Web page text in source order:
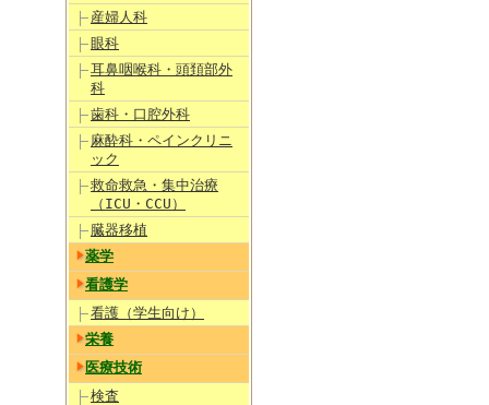
産婦人科
眼科
耳鼻咽喉科・頭頚部外
科
歯科・口腔外科
麻酔科・ペインクリニ
ック
救命救急・集中治療
（ICU・CCU）
臓器移植
薬学
看護学
看護（学生向け）
栄養
医療技術
検査